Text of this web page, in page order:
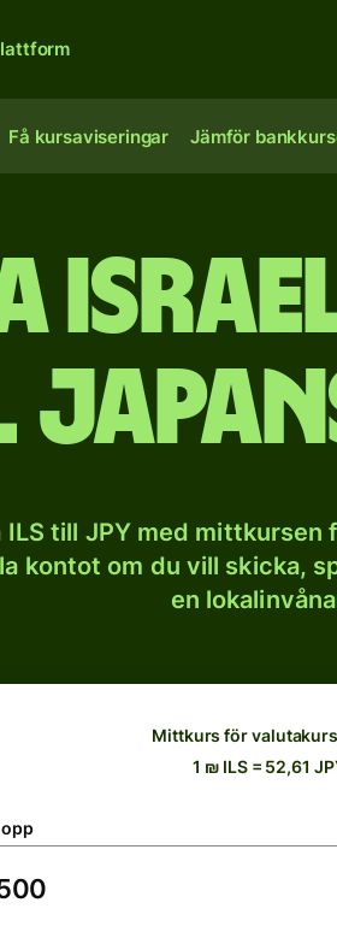
Få kursaviseringar Jämför
till JPY med mittkursen
kontot om du vill skicka,
en
Mittkurs för
1 ₪ ILS = 52,61